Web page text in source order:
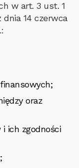
w art. 3 ust. 1
14 czerwca
oraz
ich zgodności